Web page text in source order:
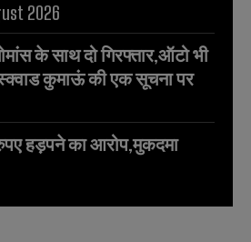
2026
के साथ दो गिरफ्तार,ऑटो भी
कुमाऊं की एक सूचना पर
हड़पने का आरोप,मुकदमा